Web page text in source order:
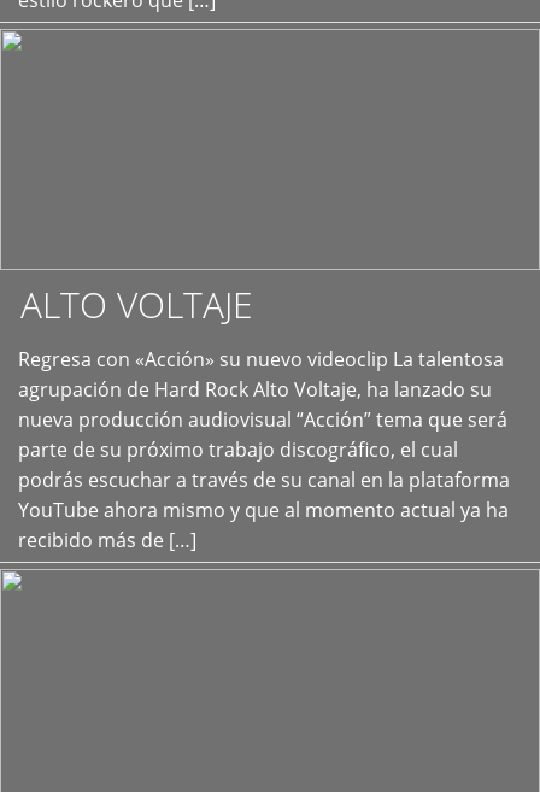
ALTO VOLTAJE
Regresa con «Acción» su nuevo videoclip La talentosa
agrupación de Hard Rock Alto Voltaje, ha lanzado su
nueva producción audiovisual “Acción” tema que será
parte de su próximo trabajo discográfico, el cual
podrás escuchar a través de su canal en la plataforma
YouTube ahora mismo y que al momento actual ya ha
recibido más de […]
+